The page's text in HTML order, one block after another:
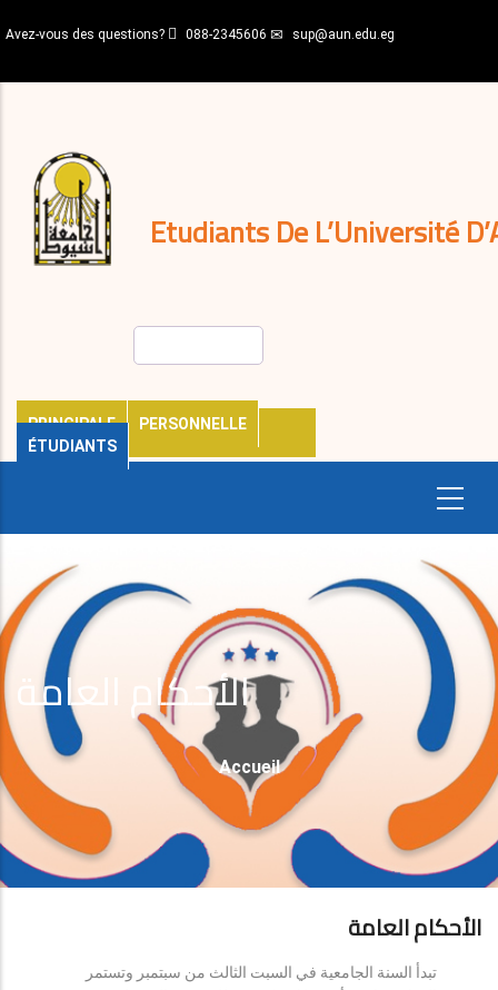
au
principal
Avez-vous des questions? 088-2345606 sup@aun.edu.eg
Etudiants De L’Université
PRINCIPALE
PERSONNELLE
ÉTUDIANTS
décisions
Expatriés
Journal
الأحكام العامة
Fil
D'Ariane
Accueil
الأحكام العامة
تبدأ السنة الجامعية في السبت الثالث من سبتمبر وتستمر